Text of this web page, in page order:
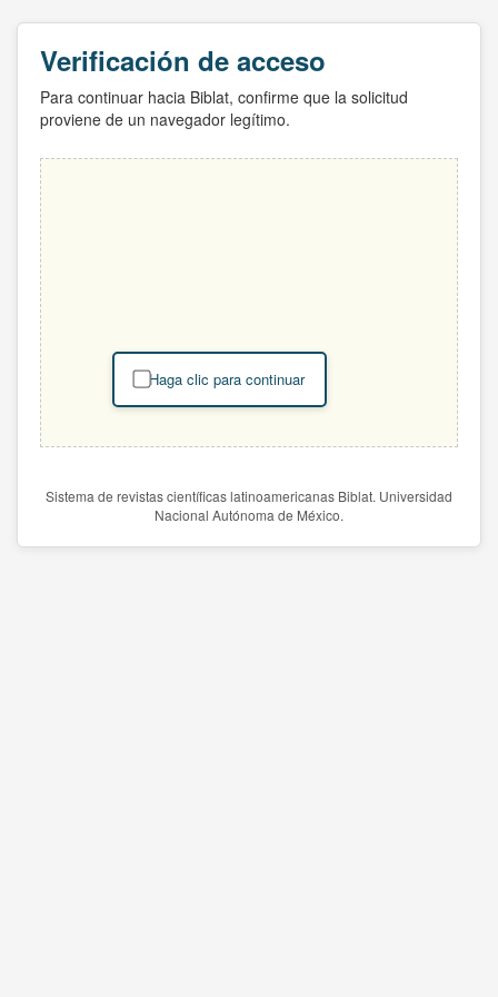
Verificación de acceso
Para continuar hacia Biblat, confirme que la solicitud
proviene de un navegador legítimo.
Haga clic para continuar
Sistema de revistas científicas latinoamericanas Biblat. Universidad
Nacional Autónoma de México.